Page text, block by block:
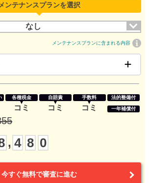
メンテナンスプランを選択
なし
メンテナンスプランに含まれる内容
各種税金
コミ
自賠責
コミ
手数料
コミ
法的整備付
一年補償付
, 4 8 0
今すぐ無料で審査に進む